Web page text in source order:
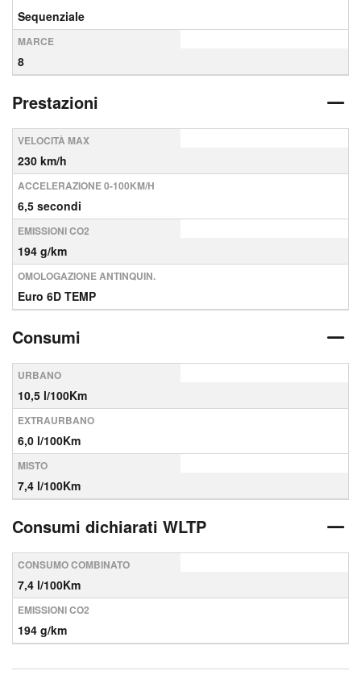
Sequenziale
MARCE
8
Prestazioni
VELOCITÀ MAX
230 km/h
ACCELERAZIONE 0-100KM/H
6,5 secondi
EMISSIONI CO2
194 g/km
OMOLOGAZIONE ANTINQUIN.
Euro 6D TEMP
Consumi
URBANO
10,5 l/100Km
EXTRAURBANO
6,0 l/100Km
MISTO
7,4 l/100Km
Consumi dichiarati WLTP
CONSUMO COMBINATO
7,4 l/100Km
EMISSIONI CO2
194 g/km